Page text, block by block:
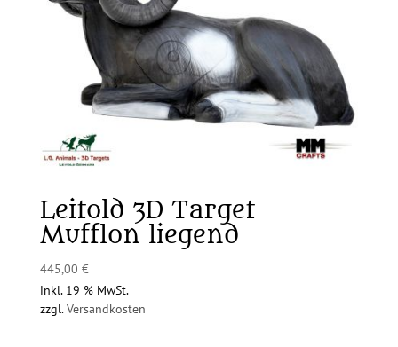
Leitold 3D Target
Mufflon liegend
445,00 €
inkl. 19 % MwSt.
zzgl.Versandkosten